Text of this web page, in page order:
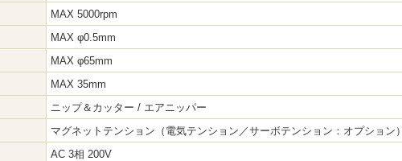
MAX 5000rpm
MAX φ0.5mm
MAX φ65mm
MAX 35mm
ニップ＆カッター / エアニッパー
マグネットテンション（電気テンション／サーボテンション：オプション）
AC 3相 200V